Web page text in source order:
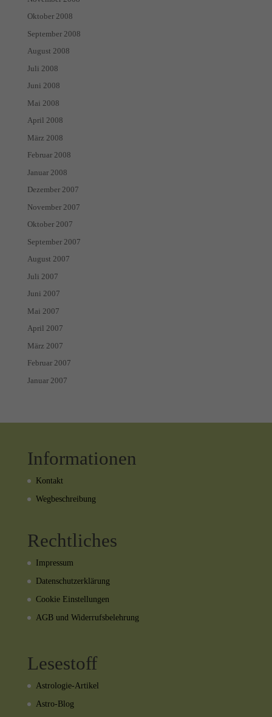
Oktober 2008
September 2008
August 2008
Juli 2008
Juni 2008
Mai 2008
April 2008
März 2008
Februar 2008
Januar 2008
Dezember 2007
November 2007
Oktober 2007
September 2007
August 2007
Juli 2007
Juni 2007
Mai 2007
April 2007
März 2007
Februar 2007
Januar 2007
Informationen
Kontakt
Wegbeschreibung
Rechtliches
Impressum
Datenschutzerklärung
Cookie Einstellungen
AGB und Widerrufsbelehrung
Lesestoff
Astrologie-Artikel
Astro-Blog